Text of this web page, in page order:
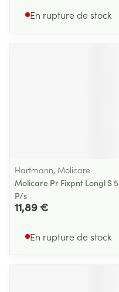
En rupture de stock
Hartmann, Molicare
Molicare Pr Fixpnt Longl S 5
P/s
11,89 €
En rupture de stock